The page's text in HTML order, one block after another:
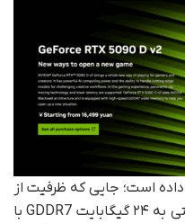
است؛ جایی که ظرفیت از
۳۲ گیگابایت GDDR7 با رابط ۵۱۲ بیتی به ۲۴ گیگابایت GDDR7 با